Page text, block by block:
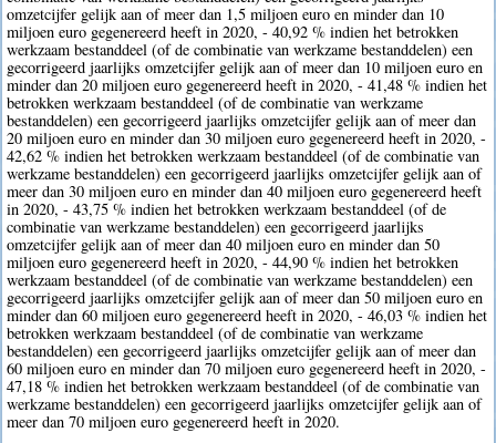
omzetcijfer gelijk aan of meer dan 1,5 miljoen euro en minder dan 10
miljoen euro gegenereerd heeft in 2020, - 40,92 % indien het betrokken
werkzaam bestanddeel (of de combinatie van werkzame bestanddelen) een
gecorrigeerd jaarlijks omzetcijfer gelijk aan of meer dan 10 miljoen euro en
minder dan 20 miljoen euro gegenereerd heeft in 2020, - 41,48 % indien het
betrokken werkzaam bestanddeel (of de combinatie van werkzame
bestanddelen) een gecorrigeerd jaarlijks omzetcijfer gelijk aan of meer dan
20 miljoen euro en minder dan 30 miljoen euro gegenereerd heeft in 2020, -
42,62 % indien het betrokken werkzaam bestanddeel (of de combinatie van
werkzame bestanddelen) een gecorrigeerd jaarlijks omzetcijfer gelijk aan of
meer dan 30 miljoen euro en minder dan 40 miljoen euro gegenereerd heeft
in 2020, - 43,75 % indien het betrokken werkzaam bestanddeel (of de
combinatie van werkzame bestanddelen) een gecorrigeerd jaarlijks
omzetcijfer gelijk aan of meer dan 40 miljoen euro en minder dan 50
miljoen euro gegenereerd heeft in 2020, - 44,90 % indien het betrokken
werkzaam bestanddeel (of de combinatie van werkzame bestanddelen) een
gecorrigeerd jaarlijks omzetcijfer gelijk aan of meer dan 50 miljoen euro en
minder dan 60 miljoen euro gegenereerd heeft in 2020, - 46,03 % indien het
betrokken werkzaam bestanddeel (of de combinatie van werkzame
bestanddelen) een gecorrigeerd jaarlijks omzetcijfer gelijk aan of meer dan
60 miljoen euro en minder dan 70 miljoen euro gegenereerd heeft in 2020, -
47,18 % indien het betrokken werkzaam bestanddeel (of de combinatie van
werkzame bestanddelen) een gecorrigeerd jaarlijks omzetcijfer gelijk aan of
meer dan 70 miljoen euro gegenereerd heeft in 2020.